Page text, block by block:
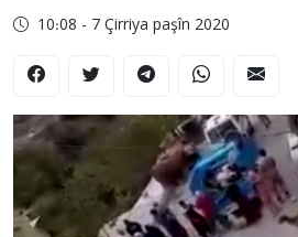
10:08 - 7 Çirriya paşîn 2020